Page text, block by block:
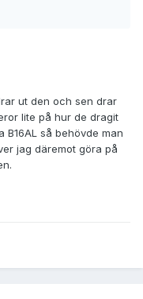
ut den och sen drar
lite på hur de dragit
B16AL så behövde man
jag däremot göra på